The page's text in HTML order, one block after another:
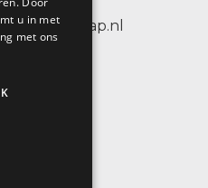
u in met
met ons